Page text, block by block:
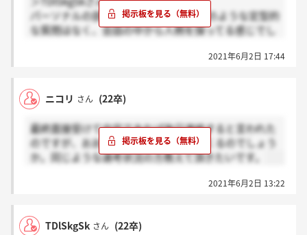
パーソナルの部分はガクチカや自己PRのような定型的
な質問はなく、会話の中から人柄を探ってる感じでし
しかし、志望度や他の企業と比べて当行はどうなのか
その辺りの考えをまとめておくと良いと思います！
2021年6月2日 17:44
ニコリ さん (22卒)
最終面接受けて内定であれば後日連絡すると言われた
のですが、おおよそどれくらいで連絡くるのでしょう
か。同じような選考状況の方教えて頂きたいです。
2021年6月2日 13:22
TDlSkgSk さん (22卒)